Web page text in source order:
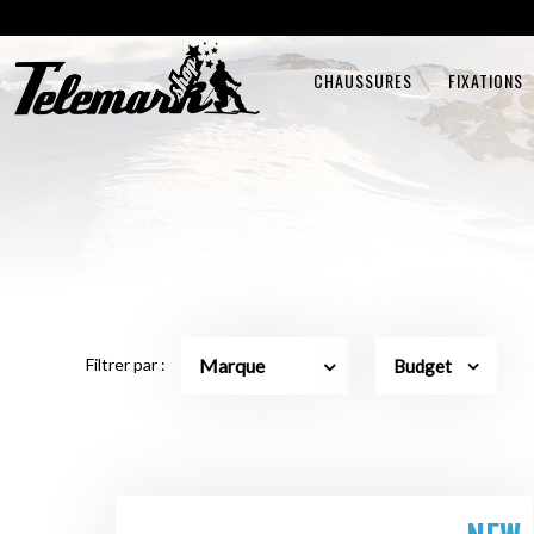
CHAUSSURES FIXATIONS
Filtrer par : Marque Budget